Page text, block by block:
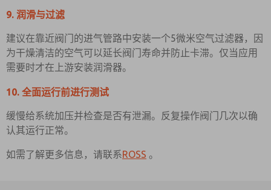
9. 润滑与过滤
建议在靠近阀门的进气管路中安装一个5微米空气过滤器，因
为干燥清洁的空气可以延长阀门寿命并防止卡滞。仅当应用
需要时才在上游安装润滑器。
10. 全面运行前进行测试
缓慢给系统加压并检查是否有泄漏。反复操作阀门几次以确
认其运行正常。
如需了解更多信息，请联系ROSS 。